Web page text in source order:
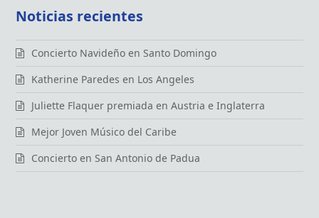
Noticias recientes
Concierto Navideño en Santo Domingo
Katherine Paredes en Los Angeles
Juliette Flaquer premiada en Austria e Inglaterra
Mejor Joven Músico del Caribe
Concierto en San Antonio de Padua